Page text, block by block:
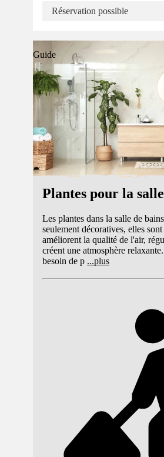
Réservation possible
Guide
Plantes pour la
Les plantes dans la salle de
seulement décoratives, elles
améliorent la qualité de l'air,
créent une atmosphère
besoin de p ...plus